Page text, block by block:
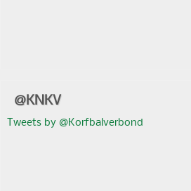
@KNKV
Tweets by @Korfbalverbond